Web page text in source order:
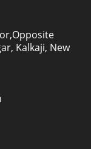
Kalkaji, New